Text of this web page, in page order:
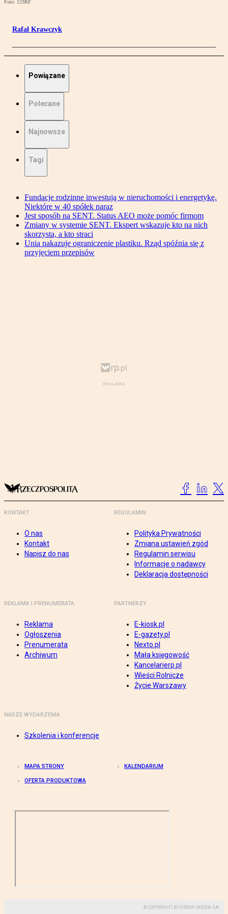
Foto: 123RF
Rafał Krawczyk
Powiązane
Polecane
Najnowsze
Tagi
Fundacje rodzinne inwestują w nieruchomości i energetykę.
Niektóre w 40 spółek naraz
Jest sposób na SENT. Status AEO może pomóc firmom
Zmiany w systemie SENT. Ekspert wskazuje kto na nich
skorzysta, a kto straci
Unia nakazuje ograniczenie plastiku. Rząd spóźnia się z
przyjęciem przepisów
KONTAKT
O nas
Kontakt
Napisz do nas
REGULAMIN
Polityka Prywatności
Zmiana ustawień zgód
Regulamin serwisu
Informacje o nadawcy
Deklaracja dostępności
REKLAMA I PRENUMERATA
Reklama
Ogłoszenia
Prenumerata
Archiwum
PARTNERZY
E-kiosk.pl
E-gazety.pl
Nexto.pl
Mała księgowość
Kancelarierp.pl
Wieści Rolnicze
Życie Warszawy
NASZE WYDARZENIA
Szkolenia i konferencje
MAPA STRONY KALENDARIUM
OFERTA PRODUKTOWA
© COPYRIGHT BY GREMI MEDIA SA